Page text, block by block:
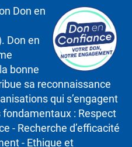
Don en
Don en
bonne
sa reconnaissance
qui s’engagent
: Respect
- Recherche d’efficacité
- Ethique et